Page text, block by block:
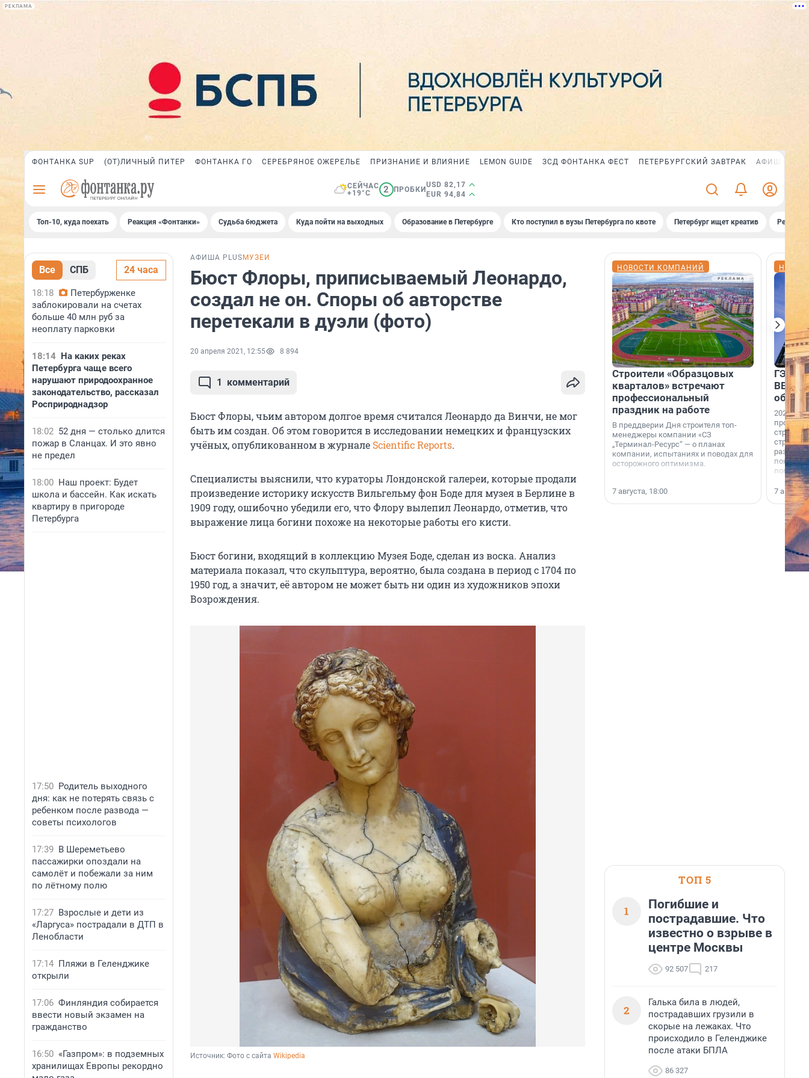
РЕКЛАМА
ФОНТАНКА SUP (ОТ)ЛИЧНЫЙ ПИТЕР ФОНТАНКА ГО СЕРЕБРЯНОЕ ОЖЕРЕЛЬЕ ПРИЗНАНИЕ И ВЛИЯНИЕ LEMON GUIDE ЗСД ФОНТАНКА ФЕСТ ПЕТЕРБУРГСКИЙ ЗАВТРАК АФИША PLUS
СЕЙЧАС
+19°C
2 ПРОБКИ
USD 82,17
EUR 94,84
Топ-10, куда поехать Реакция «Фонтанки» Судьба бюджета Куда пойти на выходных Образование в Петербурге Кто поступил в вузы Петербурга по квоте Петербург ищет креатив
Все СПБ 24 часа
18:18
Петербурженке
заблокировали на счетах
больше 40 млн руб за
неоплату парковки
18:14 На каких реках
Петербурга чаще всего
нарушают природоохранное
законодательство, рассказал
Росприроднадзор
18:02 52 дня — столько длится
пожар в Сланцах. И это явно
не предел
18:00 Наш проект: Будет
школа и бассейн. Как искать
квартиру в пригороде
Петербурга
17:50 Родитель выходного
дня: как не потерять связь с
ребенком после развода —
советы психологов
17:39 В Шереметьево
пассажирки опоздали на
самолёт и побежали за ним
по лётному полю
17:27 Взрослые и дети из
«Ларгуса» пострадали в ДТП в
Ленобласти
17:14 Пляжи в Геленджике
открыли
17:06 Финляндия собирается
ввести новый экзамен на
гражданство
16:50 «Газпром»: в подземных
хранилищах Европы рекордно
АФИША PLUS МУЗЕИ
Бюст Флоры, приписываемый Леонардо,
создал не он. Споры об авторстве
перетекали в дуэли (фото)
20 апреля 2021, 12:55 8 894
1 комментарий
Бюст Флоры, чьим автором долгое время считался Леонардо да Винчи, не мог
быть им создан. Об этом говорится в исследовании немецких и французских
учёных, опубликованном в журнале Scientific Reports.
Специалисты выяснили, что кураторы Лондонской галереи, которые продали
произведение историку искусств Вильгельму фон Боде для музея в Берлине в
1909 году, ошибочно убедили его, что Флору вылепил Леонардо, отметив, что
выражение лица богини похоже на некоторые работы его кисти.
Бюст богини, входящий в коллекцию Музея Боде, сделан из воска. Анализ
материала показал, что скульптура, вероятно, была создана в период с 1704 по
1950 год, а значит, её автором не может быть ни один из художников эпохи
Возрождения.
Источник: Фото с сайта Wikipedia
НОВОСТИ КОМПАНИЙ
Строители «Образцовых
кварталов» встречают
профессиональный
праздник на работе
В преддверии Дня строителя топ-
менеджеры компании «СЗ
„Терминал-Ресурс“ — о планах
компании, испытаниях и поводах для
осторожного оптимизма.
7 августа, 18:00
ГЭС,
ВВП: в
об
2026-й —
раз. В
7
ТОП 5
1
Погибшие и
пострадавшие. Что
известно о взрыве в
центре Москвы
92 507 217
2
Галька била в людей,
пострадавших грузили в
скорые на лежаках. Что
происходило в Геленджике
после атаки БПЛА
86 327